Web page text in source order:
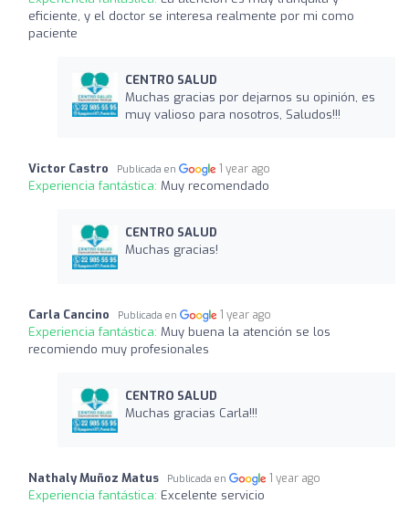
eficiente, y el doctor se interesa realmente por mi como
paciente
CENTRO SALUD
Muchas gracias por dejarnos su opinión, es
muy valioso para nosotros, Saludos!!!
Victor Castro Publicada en 1 year ago
Experiencia fantástica: Muy recomendado
CENTRO SALUD
Muchas gracias!
Carla Cancino Publicada en 1 year ago
Experiencia fantástica: Muy buena la atención se los
recomiendo muy profesionales
CENTRO SALUD
Muchas gracias Carla!!!
Nathaly Muñoz Matus Publicada en 1 year ago
Experiencia fantástica: Excelente servicio